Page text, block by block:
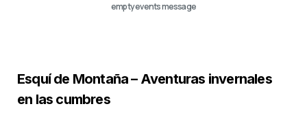
empty events message
Esquí de Montaña – Aventuras invernales
en las cumbres